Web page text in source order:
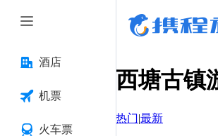
酒店
机票
火车票
西塘古镇
热门|最新